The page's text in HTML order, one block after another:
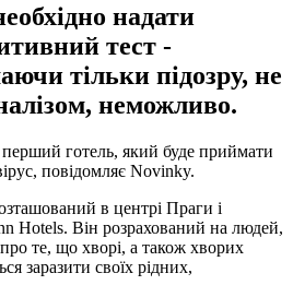
надати
тест -
тільки підозру, не
неможливо.
перший готель, який буде приймати
повідомляє Novinky.
в центрі Праги і
Hotels. Він розрахований на людей,
те, що хворі, а також хворих
заразити своїх рідних,